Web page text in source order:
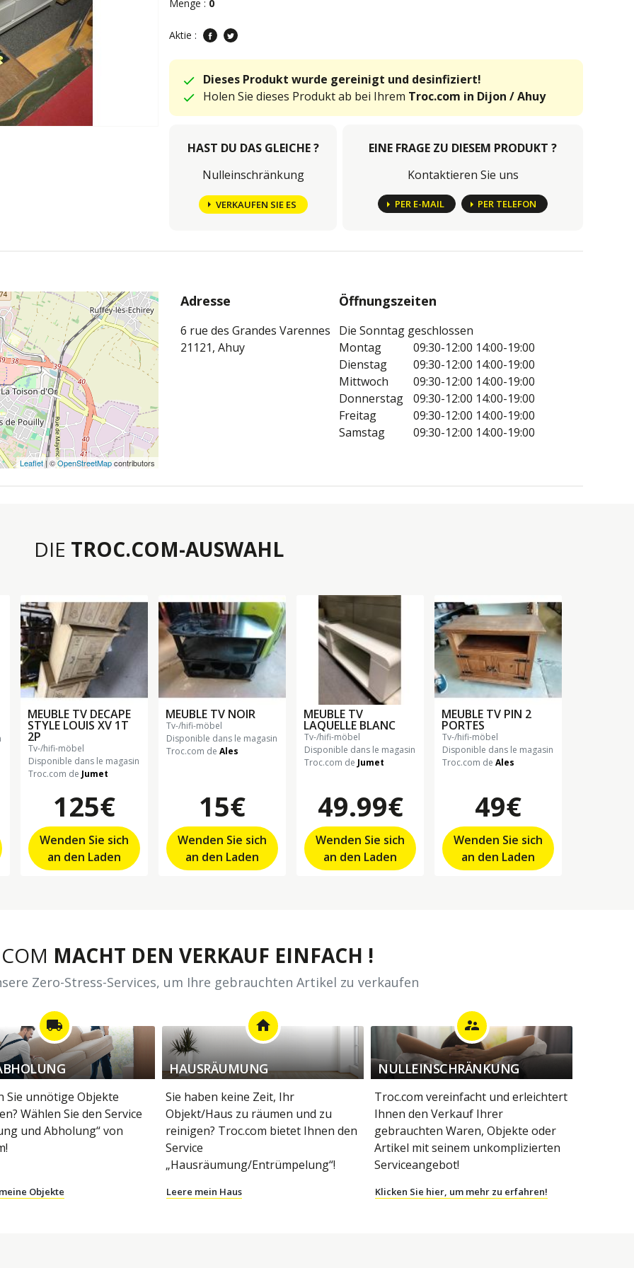
Menge : 0
Aktie :
Dieses Produkt wurde gereinigt und desinfiziert!
Holen Sie dieses Produkt ab bei Ihrem Troc.com in Dijon / Ahuy
HAST DU DAS GLEICHE ?
Nulleinschränkung
VERKAUFEN SIE ES
EINE FRAGE ZU DIESEM PRODUKT ?
Kontaktieren Sie uns
PER E-MAIL PER TELEFON
Leaflet| ©OpenStreetMapcontributors
Adresse
6 rue des Grandes Varennes
21121, Ahuy
Öffnungszeiten
Die Sonntag geschlossen
Montag
09:30-12:00 14:00-19:00
Dienstag
09:30-12:00 14:00-19:00
Mittwoch
09:30-12:00 14:00-19:00
Donnerstag
09:30-12:00 14:00-19:00
Freitag
09:30-12:00 14:00-19:00
Samstag
09:30-12:00 14:00-19:00
DIE TROC.COM-AUSWAHL
MEUBLE TV DECAPE
STYLE LOUIS XV 1T
2P
tv-/hifi-möbel
Disponible dans le magasin
Troc.com de Jumet
125€
Wenden Sie sich
an den Laden
MEUBLE TV NOIR
tv-/hifi-möbel
Disponible dans le magasin
Troc.com de Ales
15€
Wenden Sie sich
an den Laden
MEUBLE TV
LAQUELLE BLANC
tv-/hifi-möbel
Disponible dans le magasin
Troc.com de Jumet
49.99€
Wenden Sie sich
an den Laden
MEUBLE TV PIN 2
PORTES
tv-/hifi-möbel
Disponible dans le magasin
Troc.com de Ales
49€
Wenden Sie sich
an den Laden
MACHT DEN VERKAUF EINFACH !
Zero-Stress-Services, um Ihre gebrauchten Artikel zu verkaufen
local_shipping
Sie unnötige Objekte
Wählen Sie den Service
und Abholung“ von
Objekte
home
HAUSRÄUMUNG
Sie haben keine Zeit, Ihr
Objekt/Haus zu räumen und zu
reinigen? Troc.com bietet Ihnen den
Service
„Hausräumung/Entrümpelung“!
Leere mein Haus
supervisor_account
NULLEINSCHRÄNKUNG
Troc.com vereinfacht und erleichtert
Ihnen den Verkauf Ihrer
gebrauchten Waren, Objekte oder
Artikel mit seinem unkomplizierten
Serviceangebot!
Klicken Sie hier, um mehr zu erfahren!